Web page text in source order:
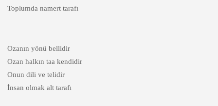
Toplumda namert tarafı
Ozanın yönü bellidir
Ozan halkın taa kendidir
Onun dili ve telidir
İnsan olmak alt tarafı